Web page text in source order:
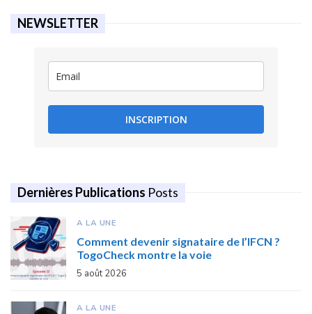
NEWSLETTER
INSCRIPTION
Dernières Publications Posts
A LA UNE
Comment devenir signataire de l’IFCN ?
TogoCheck montre la voie
5 août 2026
A LA UNE